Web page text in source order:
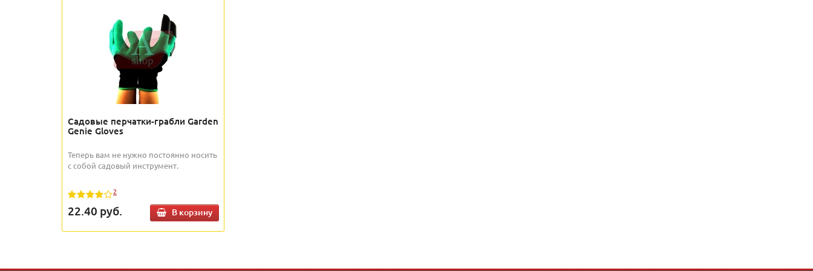
Садовые перчатки-грабли Garden
Genie Gloves
Теперь вам не нужно постоянно носить
с собой садовый инструмент.
2
22.40 руб. В корзину